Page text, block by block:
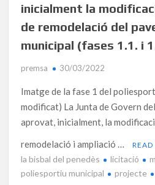
inicialment la
de remodelació del
municipal (fases 1.1. i
premsa 30/03/2022
Imatge de la fase 1 del
modificat) La Junta de Govern
aprovat, inicialment, la
remodelació i ampliació …
la bisbal del penedès licitació
poliesportiu municipal
projecte